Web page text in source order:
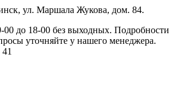
ул. Маршала Жукова, дом. 84.
00 до 18-00 без выходных. Подробности
уточняйте у нашего менеджера.